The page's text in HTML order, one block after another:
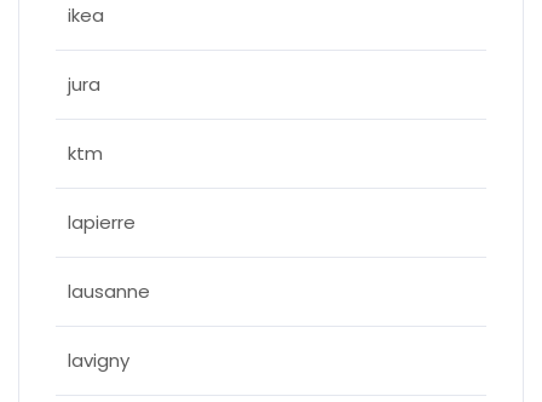
ikea
jura
ktm
lapierre
lausanne
lavigny